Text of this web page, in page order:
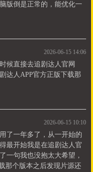
版倒是正常的，能优化一
2026-06-15 14:06
候直接去追剧达人官网
达人APP官方正版下载那
2026-06-15 10:10
了一年多了，从一开始的
最开始我是在追剧达人官
一句我也没抱太大希望，
那个版本之后发现片源还